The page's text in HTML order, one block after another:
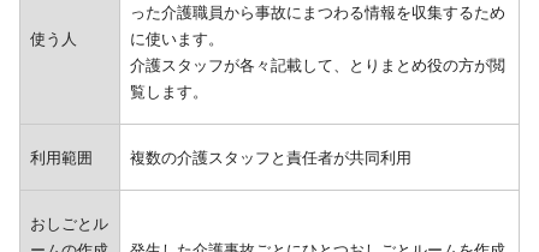
使う人
った介護職員から事故にまつわる情報を収集するため
に使います。
介護スタッフが各々記載して、とりまとめ役の方が閲
覧します。
利用範囲 複数の介護スタッフと責任者が共同利用
おしごとル